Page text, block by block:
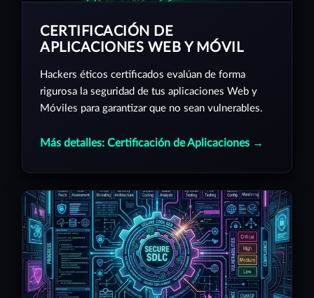
CERTIFICACIÓN DE
APLICACIONES WEB Y MÓVIL
Hackers éticos certificados evalúan de forma
rigurosa la seguridad de tus aplicaciones Web y
Móviles para garantizar que no sean vulnerables.
Más detalles: Certificación de Aplicaciones →